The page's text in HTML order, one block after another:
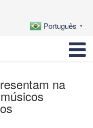
Português ▼
na